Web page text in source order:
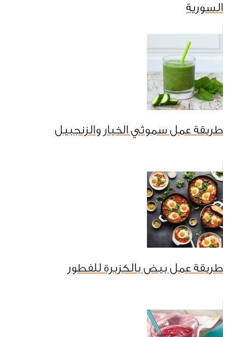
السورية
طريقة عمل سموثي الخيار والزنجبيل
طريقة عمل بيض بالكزبرة للفطور